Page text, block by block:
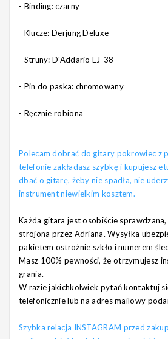
- Binding: czarny
- Klucze: Derjung Deluxe
- Struny: D'Addario EJ-38
- Pin do paska: chromowany
- Ręcznie robiona
Polecam dobrać do gitary pokrowiec z
telefonie zakładasz szybkę i kupujesz
dbać o gitarę, żeby nie spadła, nie
instrument niewielkim kosztem.
Każda gitara jest osobiście
strojona przez Adriana. Wysyłka
pakietem ostrożnie szkło i numerem
Masz 100% pewności, że otrzymujesz
grania.
W razie jakichkolwiek pytań kontaktuj
telefonicznie lub na adres mailowy
Szybka relacja INSTAGRAM przed